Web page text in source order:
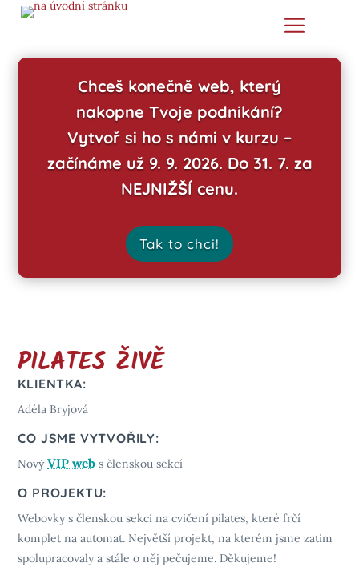
Chceš konečně web, který
nakopne Tvoje podnikání?
Vytvoř si ho s námi v kurzu –
začínáme už 9. 9. 2026. Do 31. 7. za
NEJNIŽŠÍ cenu.
Tak to chci!
PILATES ŽIVĚ
KLIENTKA:
Adéla Bryjová
CO JSME VYTVOŘILY:
NovýVIP web s členskou sekcí
O PROJEKTU:
Webovky s členskou sekcí na cvičení pilates, které frčí
komplet na automat. Největší projekt, na kterém jsme zatím
spolupracovaly a stále o něj pečujeme. Děkujeme!